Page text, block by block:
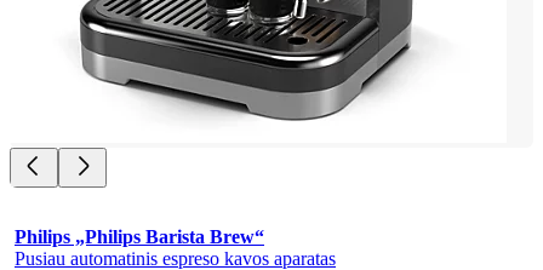
Philips „Philips Barista Brew“
Pusiau automatinis espreso kavos aparatas